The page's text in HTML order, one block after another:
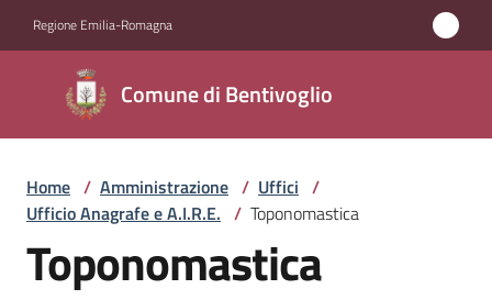
Regione Emilia-Romagna
Comune di Bentivoglio
Comune di
Bentivoglio
Amministrazione
Menu selezionato
Novità
Home / Amministrazione / Uffici /
Ufficio Anagrafe e A.I.R.E. / Toponomastica
Toponomastica